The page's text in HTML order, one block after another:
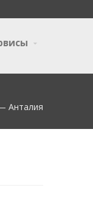
Анталия